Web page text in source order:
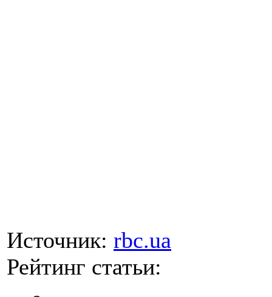
Источник: rbc.ua
Рейтинг статьи: